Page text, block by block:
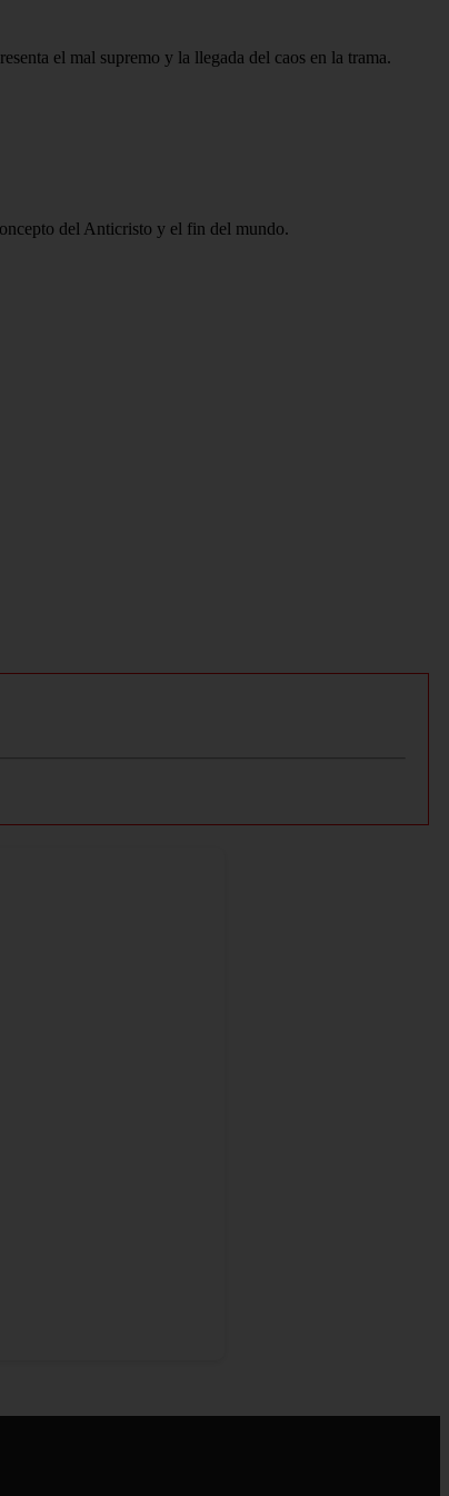
el mal supremo y la llegada del caos en la trama.
del Anticristo y el fin del mundo.